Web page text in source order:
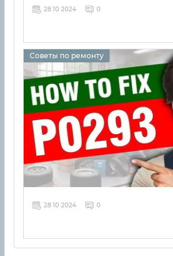
28 10 2024 0
Советы по ремонту
28 10 2024 0